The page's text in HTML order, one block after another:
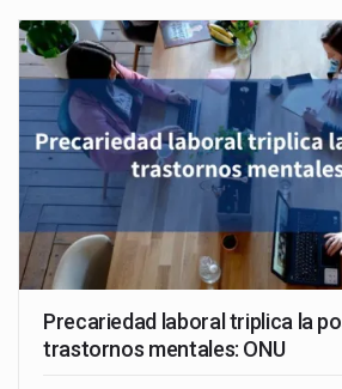
Precariedad laboral triplica la
trastornos mentales: ONU